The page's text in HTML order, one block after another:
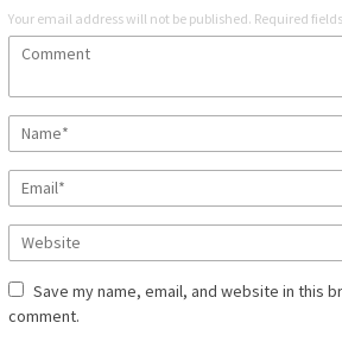
Your email address will not be published. Required
Save my name, email, and website in this
comment.